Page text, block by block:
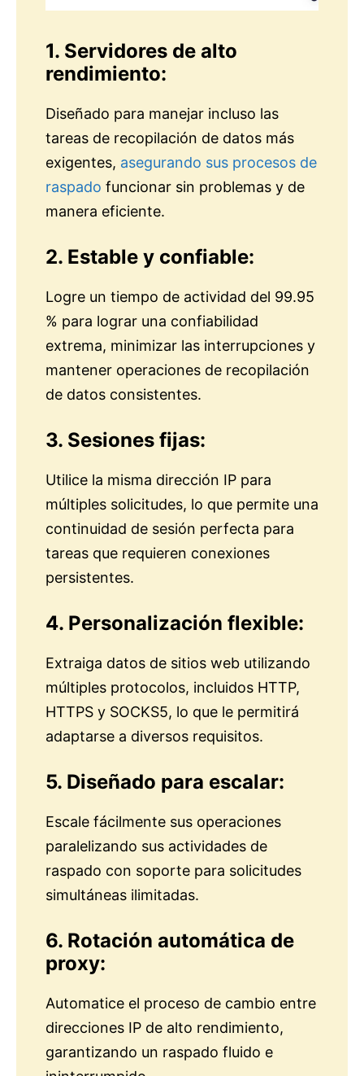
1. Servidores de alto
rendimiento:
Diseñado para manejar incluso las
tareas de recopilación de datos más
exigentes, asegurando sus procesos de
raspado funcionar sin problemas y de
manera eficiente.
2. Estable y confiable:
Logre un tiempo de actividad del 99.95
% para lograr una confiabilidad
extrema, minimizar las interrupciones y
mantener operaciones de recopilación
de datos consistentes.
3. Sesiones fijas:
Utilice la misma dirección IP para
múltiples solicitudes, lo que permite una
continuidad de sesión perfecta para
tareas que requieren conexiones
persistentes.
4. Personalización flexible:
Extraiga datos de sitios web utilizando
múltiples protocolos, incluidos HTTP,
HTTPS y SOCKS5, lo que le permitirá
adaptarse a diversos requisitos.
5. Diseñado para escalar:
Escale fácilmente sus operaciones
paralelizando sus actividades de
raspado con soporte para solicitudes
simultáneas ilimitadas.
6. Rotación automática de
proxy:
Automatice el proceso de cambio entre
direcciones IP de alto rendimiento,
garantizando un raspado fluido e